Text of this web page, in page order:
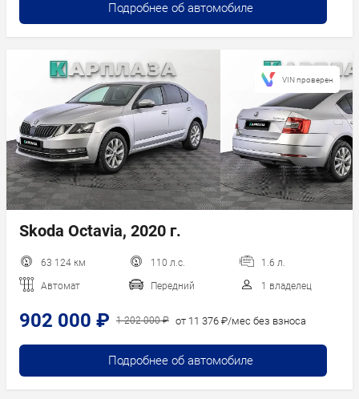
Подробнее об автомобиле
Skoda Octavia, 2020 г.
63 124 км 110 л.с. 1.6 л.
Автомат Передний 1 владелец
902 000 ₽ 1 202 000 ₽ от 11 376 ₽/мес без взноса
Подробнее об автомобиле
VIN проверен